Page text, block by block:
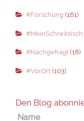
#Forschung (161)
#MeinSchreibtisch
#Nachgefragt(18)
#VorOrt(103)
Den Blog
Name